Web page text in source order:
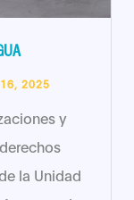
2025
y
la Unidad